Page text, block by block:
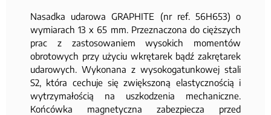
Nasadka udarowa GRAPHITE (nr ref. 56H653) o
wymiarach 13 x 65 mm. Przeznaczona do cięższych
prac z zastosowaniem wysokich momentów
obrotowych przy użyciu wkrętarek bądź zakrętarek
udarowych. Wykonana z wysokogatunkowej stali
S2, która cechuje się zwiększoną elastycznością i
wytrzymałością na uszkodzenia mechaniczne.
Końcówka magnetyczna zabezpiecza przed